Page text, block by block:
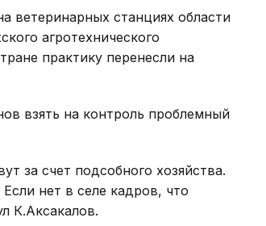
ветеринарных станциях области
агротехнического
практику перенесли на
взять на контроль проблемный
за счет подсобного хозяйства.
нет в селе кадров, что
К.Аксакалов.